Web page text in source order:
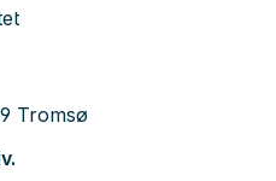
Tromsø